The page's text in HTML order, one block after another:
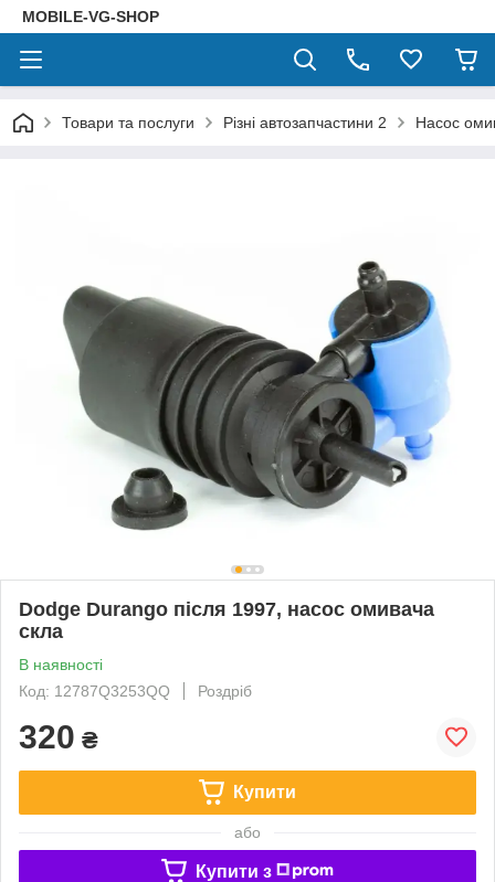
MOBILE-VG-SHOP
Товари та послуги Різні автозапчастини 2 Насос
Dodge Durango після 1997, насос омивача
скла
В наявності
Код: 12787Q3253QQ
Роздріб
320 ₴
Купити
або
Купити з